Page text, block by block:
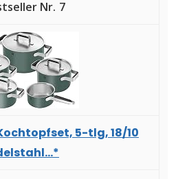
7
Kochtopfset, 5-tlg, 18/10